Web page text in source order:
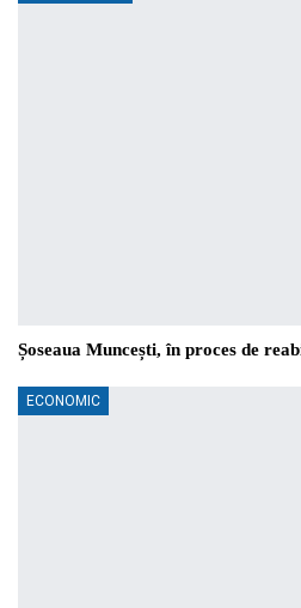
Șoseaua Muncești, în proces de
ECONOMIC